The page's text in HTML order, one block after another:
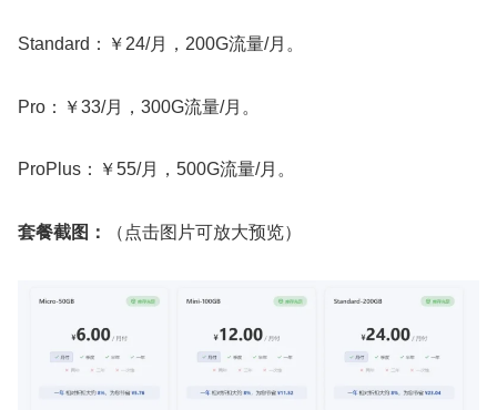
Standard：￥24/月，200G流量/月。
Pro：￥33/月，300G流量/月。
ProPlus：￥55/月，500G流量/月。
套餐截图： （点击图片可放大预览）